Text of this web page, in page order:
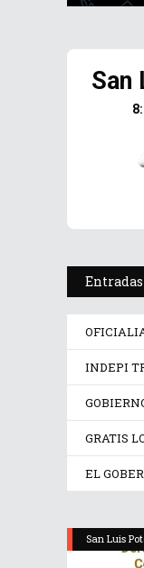
San
INDEPI
GRATIS
EL
San Luis